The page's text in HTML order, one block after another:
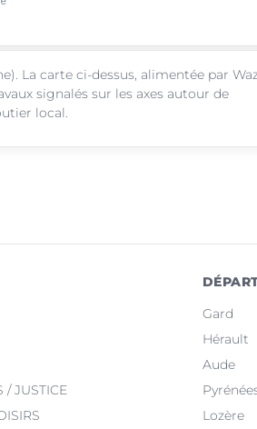
La carte ci-dessus, alimentée par
signalés sur les axes autour de
local.
/ JUSTICE
Gard
Hérault
Aude
Lozère